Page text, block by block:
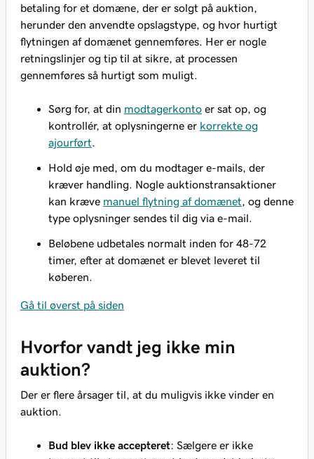
betaling for et domæne, der er solgt på auktion,
herunder den anvendte opslagstype, og hvor hurtigt
flytningen af domænet gennemføres. Her er nogle
retningslinjer og tip til at sikre, at processen
gennemføres så hurtigt som muligt.
Sørg for, at din modtagerkonto er sat op, og
kontrollér, at oplysningerne er korrekte og
ajourført
Hold øje med, om du modtager e-mails, der
kræver handling. Nogle auktionstransaktioner
kan kræve manuel flytning af domænet , og denne
type oplysninger sendes til dig via e-mail.
Beløbene udbetales normalt inden for 48-72
timer, efter at domænet er blevet leveret til
køberen.
Gå til øverst på siden
Hvorfor vandt jeg ikke min
auktion?
Der er flere årsager til, at du muligvis ikke vinder en
auktion.
Bud blev ikke accepteret: Sælgere er ikke